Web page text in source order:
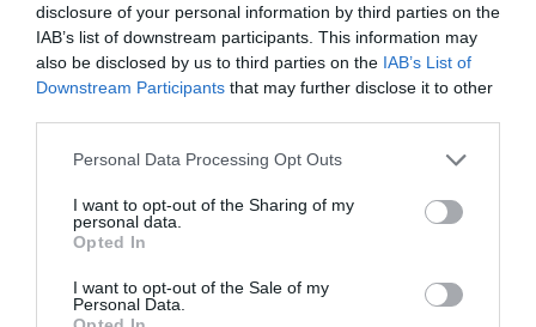
disclosure of your personal information by third parties on the
IAB’s list of downstream participants. This information may
also be disclosed by us to third parties on the IAB’s List of
Downstream Participants that may further disclose it to other
Please note that this website/app uses one or more Google
not limited to your visit or usage behaviour. You may click to
grant or deny consent to Google and its third-party tags to
use your data for below specified purposes in below Google
consent section.
Personal Data Processing Opt Outs
I want to opt-out of the Sharing of my
personal data.
Opted In
I want to opt-out of the Sale of my
Personal Data.